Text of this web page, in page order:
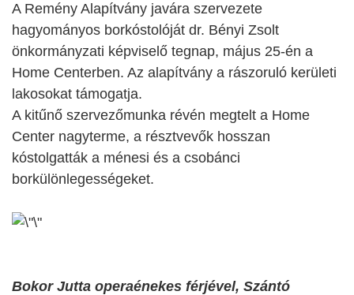
A Remény Alapítvány javára szervezete
hagyományos borkóstolóját dr. Bényi Zsolt
önkormányzati képviselő tegnap, május 25-én a
Home Centerben. Az alapítvány a rászoruló kerületi
lakosokat támogatja.
A kitűnő szervezőmunka révén megtelt a Home
Center nagyterme, a résztvevők hosszan
kóstolgatták a ménesi és a csobánci
borkülönlegességeket.
Bokor Jutta operaénekes férjével, Szántó